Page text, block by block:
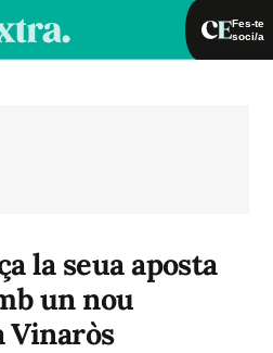
Fes-te
soci/a
la seua aposta
un nou
Vinaròs